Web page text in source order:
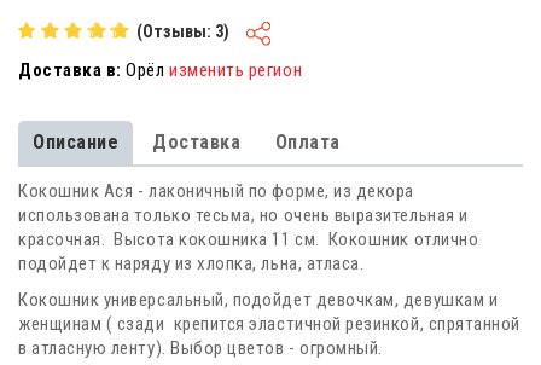
(Отзывы: 3)
Доставка в: Орёлизменить регион
Описание Доставка Оплата
Кокошник Ася - лаконичный по форме, из декора
использована только тесьма, но очень выразительная и
красочная. Высота кокошника 11 см. Кокошник отлично
подойдет к наряду из хлопка, льна, атласа.
Кокошник универсальный, подойдет девочкам, девушкам и
женщинам ( сзади крепится эластичной резинкой, спрятанной
в атласную ленту). Выбор цветов - огромный.